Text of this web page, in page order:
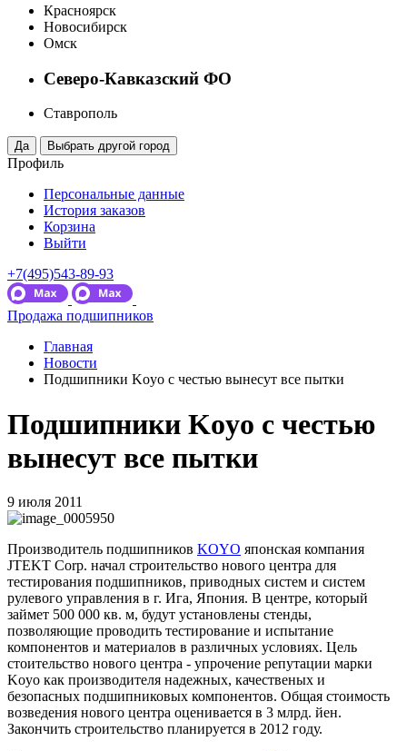
Красноярск
Новосибирск
Омск
Северо-Кавказский ФО
Ставрополь
Профиль
Персональные данные
История заказов
Корзина
Выйти
+7(495)543-89-93
Продажа подшипников
Главная
Новости
Подшипники Koyo с честью вынесут все пытки
Подшипники Koyo с честью
вынесут все пытки
9 июля 2011
Производитель подшипников KOYO японская компания
JTEKT Corp. начал строительство нового центра для
тестирования подшипников, приводных систем и систем
рулевого управления в г. Ига, Япония. В центре, который
займет 500 000 кв. м, будут установлены стенды,
позволяющие проводить тестирование и испытание
компонентов и материалов в различных условиях. Цель
стоительство нового центра - упрочение репутации марки
Koyo как производителя надежных, качественых и
безопасных подшипниковых компонентов. Общая стоимость
возведения нового центра оценивается в 3 млрд. йен.
Закончить строительство планируется в 2012 году.